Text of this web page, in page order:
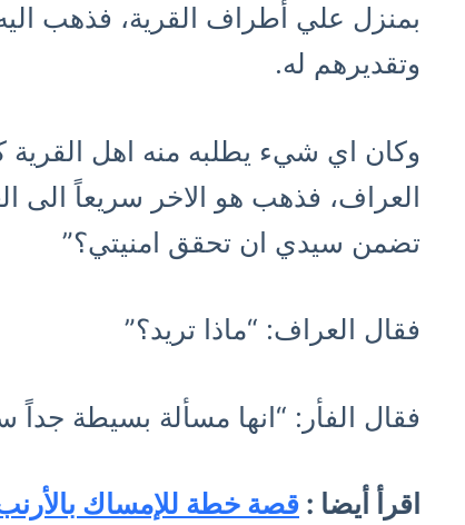
بمنزل علي أطراف القرية، فذهب
وتقديرهم له.
وكان اي شيء يطلبه منه اهل القرية
العراف، فذهب هو الاخر سريعاً الى
تضمن سيدي ان تحقق امنيتي؟”
فقال العراف: “ماذا تريد؟”
فقال الفأر: “انها مسألة بسيطة جداً
اقرأ أيضا : قصة خطة للإمساك